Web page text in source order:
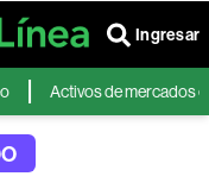
Ingresar
Activos de mercados